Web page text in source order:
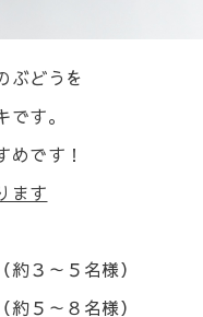
ぶどうを
す。
です！
ます
３～５名様）
５～８名様）